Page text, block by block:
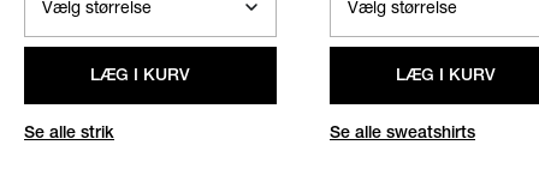
LÆG I KURV
Se alle strik
LÆG I KURV
Se alle sweatshirts